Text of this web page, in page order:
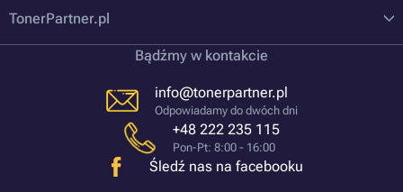
TonerPartner.pl
Bądźmy w kontakcie
info@tonerpartner.pl
Odpowiadamy do dwóch dni
+48 222 235 115
Pon-Pt: 8:00 - 16:00
Śledź nas na facebooku